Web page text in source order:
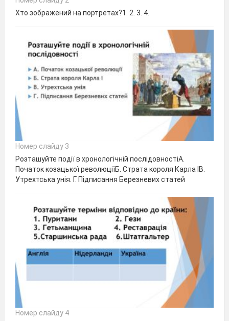
Хто зображений на портретах?1. 2. 3. 4.
Номер слайду 3
Розташуйте події в хронологічній послідовностіА.
Початок козацької революціїБ. Страта короля Карла ІВ.
Утрехтська унія. Г. Підписання Березневих статей
Номер слайду 4